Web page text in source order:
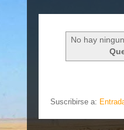
No hay
Suscribirse a: